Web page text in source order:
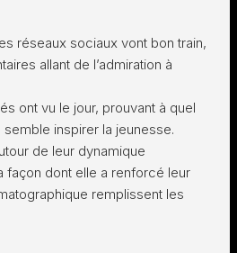
réseaux sociaux vont bon train,
allant de l’admiration à
ont vu le jour, prouvant à quel
inspirer la jeunesse.
de leur dynamique
façon dont elle a renforcé leur
remplissent les